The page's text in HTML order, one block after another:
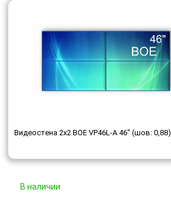
Видеостена 2x2 BOE VP46L-A 46" (шов: 0,88)
В наличии